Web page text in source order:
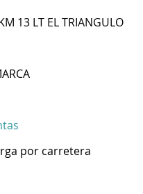
13 LT EL TRIANGULO
por carretera